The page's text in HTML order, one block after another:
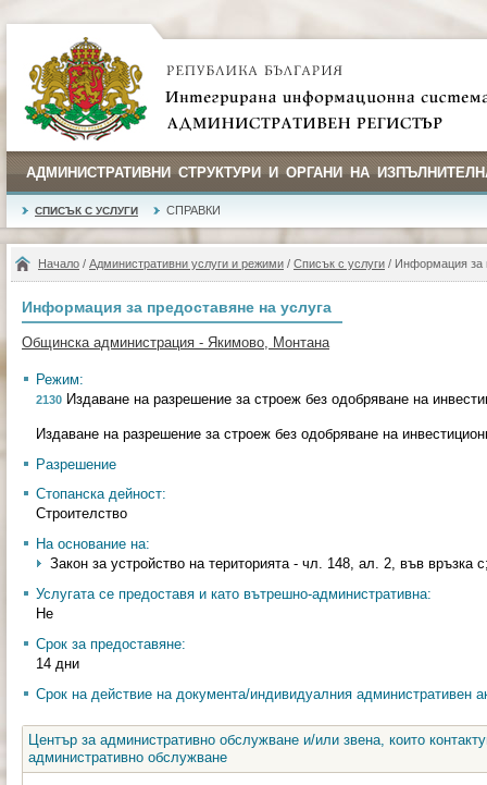
АДМИНИСТРАТИВНИ СТРУКТУРИ И ОРГАНИ НА
СПИСЪК С УСЛУГИ СПРАВКИ
Начало / Административни услуги и режими / Списък с услуги / Информация за
Информация за предоставяне на услуга
Общинска администрация - Якимово, Монтана
Режим:
2130 Издаване на разрешение за строеж без одобряване на
Издаване на разрешение за строеж без одобряване на
Разрешение
Стопанска дейност:
Строителство
На основание на:
Закон за устройство на територията - чл. 148, ал. 2, във връзка
Услугата се предоставя и като вътрешно-административна:
Не
Срок за предоставяне:
14 дни
Срок на действие на документа/индивидуалния административен
Център за административно обслужване и/или звена, които
административно обслужване